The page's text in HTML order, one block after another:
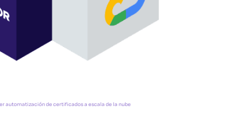
automatización de certificados a escala de la nube